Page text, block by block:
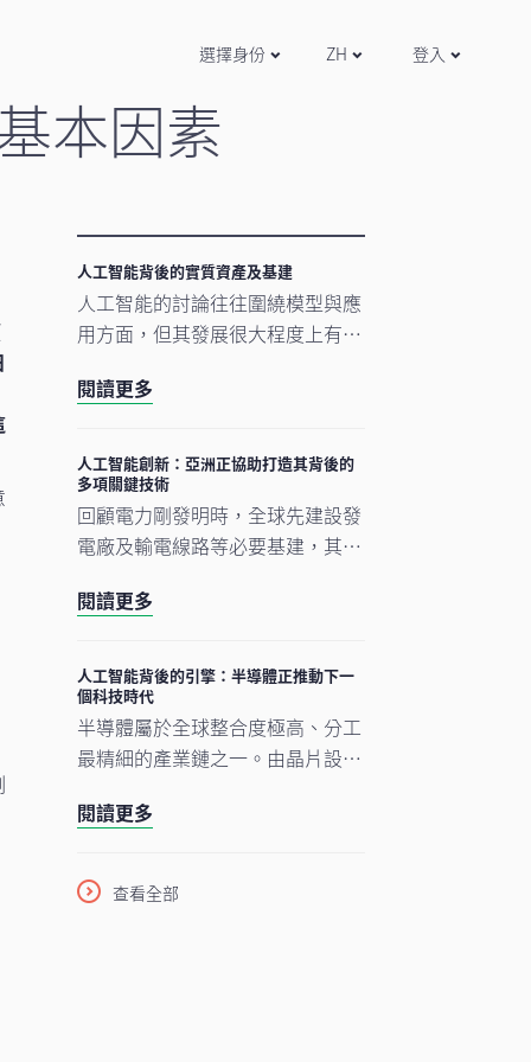
選擇身份 ZH 登入
本因素
人工智能背後的實質資產及基建
人工智能的討論往往圍繞模型與應
用方面，但其發展很大程度上有賴
及原材料等實質資產構成支撐人工
因素重塑投資格局，實質資產逐漸
成為推動人工智能建設的支柱。
閱讀更多
人工智能創新：亞洲正協助打造其背後的
多項關鍵技術
回顧電力剛發明時，全球先建設發
電廠及輸電線路等必要基建，其後
發展正經歷類似過程。現時企業對
資，正為人工智能應用在未來數年
逐步擴展奠下基礎。在我們看來，
市場討論焦點正愈來愈由「人工智
能採用能否延續」轉向「支撐人工
建」。在這個發展進程中，亞洲看
閱讀更多
人工智能背後的引擎：半導體正推動下一
個科技時代
半導體屬於全球整合度極高、分工
最精細的產業鏈之一。由晶片設
化，單是一枚智能手機晶片的生產
國家，為企業、消費者及投資者帶
來龐大機遇。隨着半導體愈來愈成
閱讀更多
查看全部